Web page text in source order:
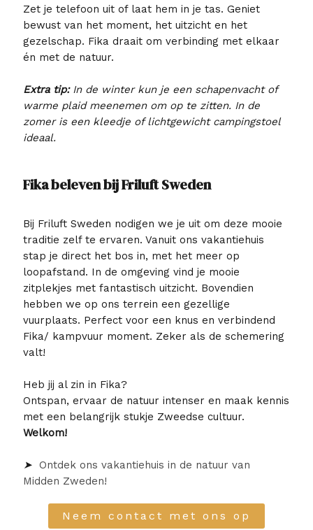
Zet je telefoon uit of laat hem in je tas. Geniet
bewust van het moment, het uitzicht en het
gezelschap. Fika draait om verbinding met elkaar
én met de natuur.
Extra tip:In de winter kun je een schapenvacht of
warme plaid meenemen om op te zitten. In de
zomer is een kleedje of lichtgewicht campingstoel
ideaal.
Fika beleven bij Friluft Sweden
Bij Friluft Sweden nodigen we je uit om deze mooie
traditie zelf te ervaren. Vanuit ons vakantiehuis
stap je direct het bos in, met het meer op
loopafstand. In de omgeving vind je mooie
zitplekjes met fantastisch uitzicht. Bovendien
hebben we op ons terrein eengezellige
vuurplaats. Perfect voor een knus en verbindend
Fika/ kampvuur moment. Zeker als de schemering
valt!
Heb jij al zin in Fika?
Ontspan, ervaar de natuur intenser en maak kennis
met een belangrijk stukje Zweedse cultuur.
Welkom!
➤Ontdek ons vakantiehuis in de natuur van
Midden Zweden!
Neem contact met ons op